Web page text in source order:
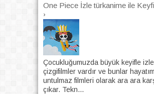
One Piece İzle türkanime ile
›
Çocukluğumuzda büyük keyifle
çizgifilmler vardır ve bunlar
untulmaz filmleri olarak ara ara
çıkar. Tekn...